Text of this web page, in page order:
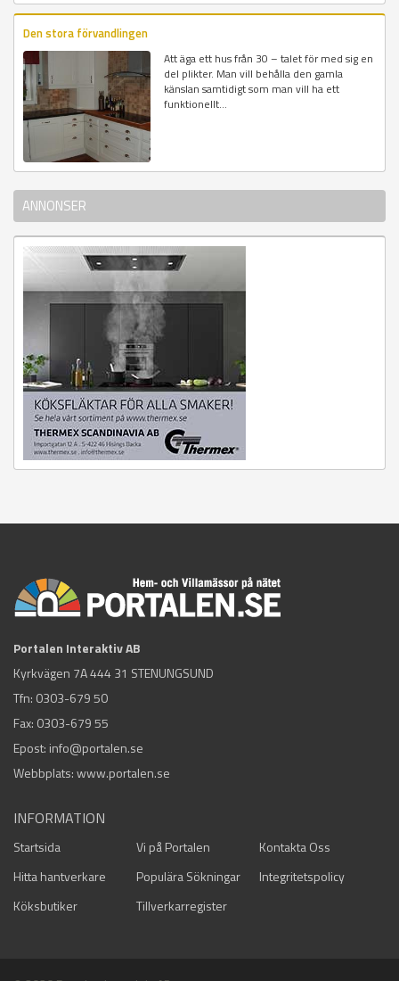
Den stora förvandlingen
Att äga ett hus från 30 – talet för med sig en
del plikter. Man vill behålla den gamla
känslan samtidigt som man vill ha ett
funktionellt...
ANNONSER
Portalen Interaktiv AB
Kyrkvägen 7A 444 31 STENUNGSUND
Tfn: 0303-679 50
Fax: 0303-679 55
Epost: info@portalen.se
Webbplats: www.portalen.se
INFORMATION
Startsida Vi på Portalen
Kontakta Oss
Hitta hantverkare
Populära Sökningar
Integritetspolicy
Köksbutiker
Tillverkarregister